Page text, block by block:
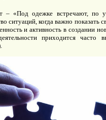
– «Под одежке встречают,
ситуаций, когда важно
и активность в создании
приходится часто